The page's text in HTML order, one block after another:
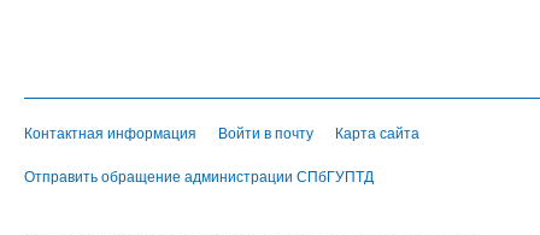
Контактная информация Войти в почту Карта сайта
Отправить обращение администрации СПбГУПТД